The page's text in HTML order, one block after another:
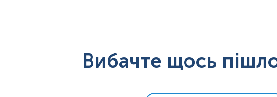
Вибачте щось